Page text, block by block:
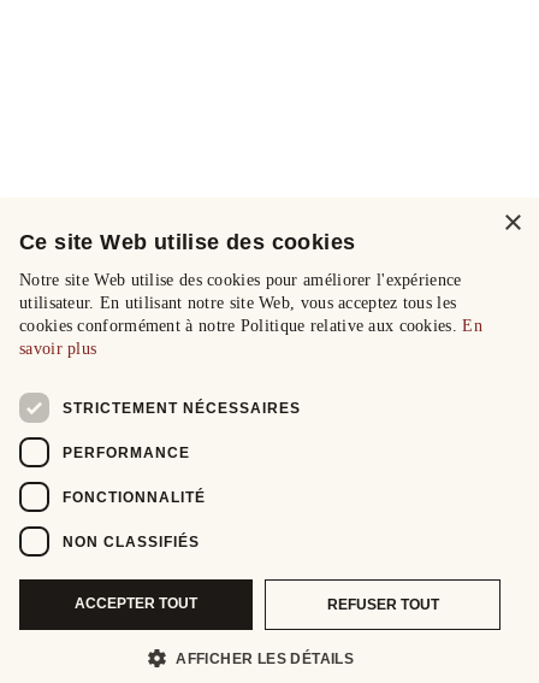
×
Ce site Web utilise des cookies
Notre site Web utilise des cookies pour améliorer l'expérience
utilisateur. En utilisant notre site Web, vous acceptez tous les
cookies conformément à notre Politique relative aux cookies.En
savoir plus
STRICTEMENT NÉCESSAIRES
PERFORMANCE
FONCTIONNALITÉ
NON CLASSIFIÉS
ACCEPTER TOUT REFUSER TOUT
AFFICHER LES DÉTAILS